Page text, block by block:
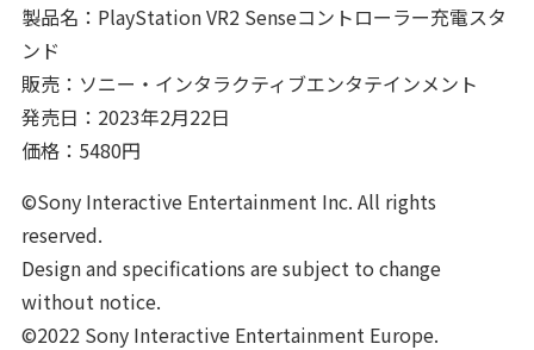
製品名：PlayStation VR2 Senseコントローラー充電スタ
ンド
販売：ソニー・インタラクティブエンタテインメント
発売日：2023年2月22日
価格：5480円
©Sony Interactive Entertainment Inc. All rights
reserved.
Design and specifications are subject to change
without notice.
©2022 Sony Interactive Entertainment Europe.